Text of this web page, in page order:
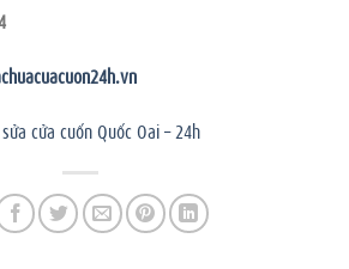
cửa cuốn Quốc Oai – 24h